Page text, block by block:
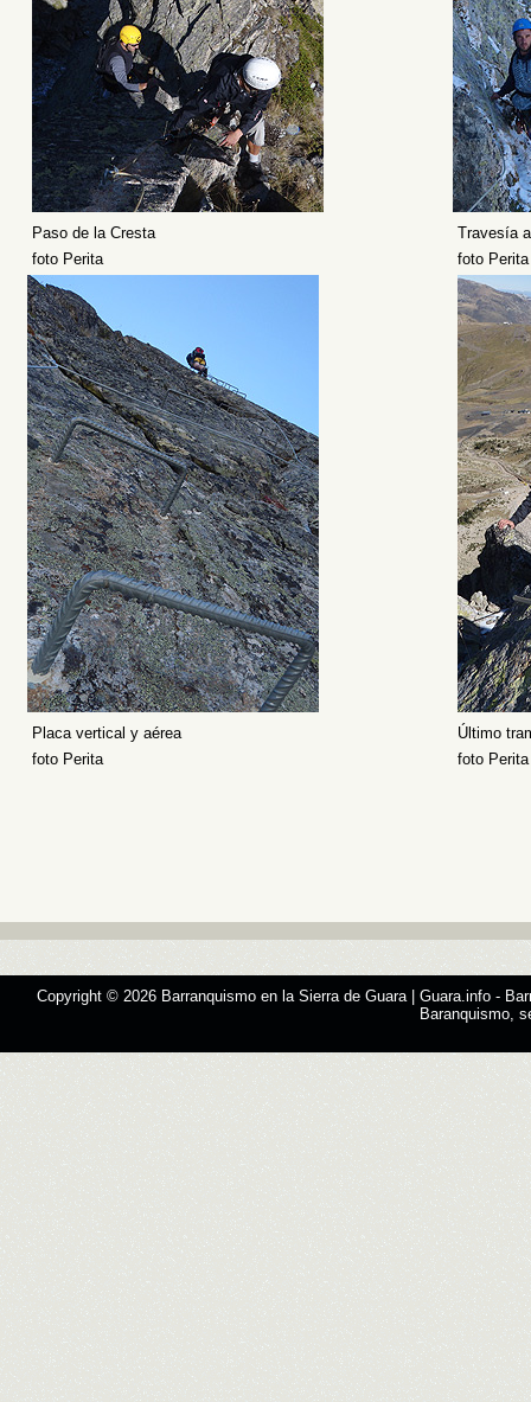
Paso de la Cresta
Travesía
foto Perita
foto Perita
Placa vertical y aérea
Último
foto Perita
foto Perita
Copyright © 2026 Barranquismo en la Sierra de Guara | Guara.info -
Baranquismo,